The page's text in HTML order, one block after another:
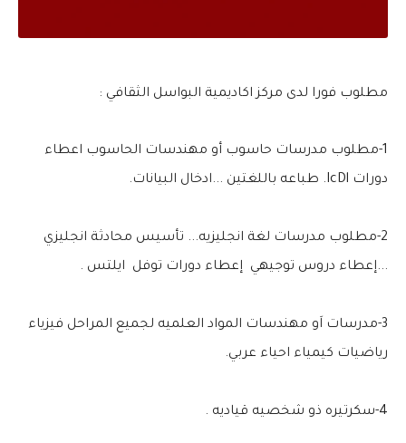
مطلوب فورا لدى مركز اكاديمية البواسل الثقافي :
1-مطلوب مدرسات حاسوب أو مهندسات الحاسوب اعطاء
دورات IcDl. طباعه باللغتين ...ادخال البيانات.
2-مطلوب مدرسات لغة انجليزيه... تأسيس محادثة انجليزي
...إعطاء دروس توجيهي إعطاء دورات توفل ايلتس .
3-مدرسات اَو مهندسات المواد العلميه لجميع المراحل فيزياء
رياضيات كيمياء احياء عربي.
4-سكرتيره ذو شخصيه قياديه .